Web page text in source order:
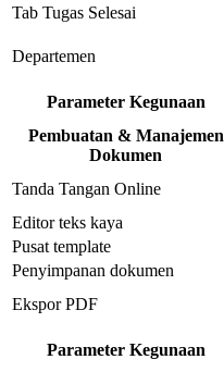
Tab Tugas Selesai
Departemen
Parameter Kegunaan
Pembuatan & Manajemen
Dokumen
Tanda Tangan Online
Editor teks kaya
Pusat template
Penyimpanan dokumen
Ekspor PDF
Parameter Kegunaan